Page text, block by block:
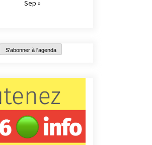
Sep »
S'abonner à l'agenda